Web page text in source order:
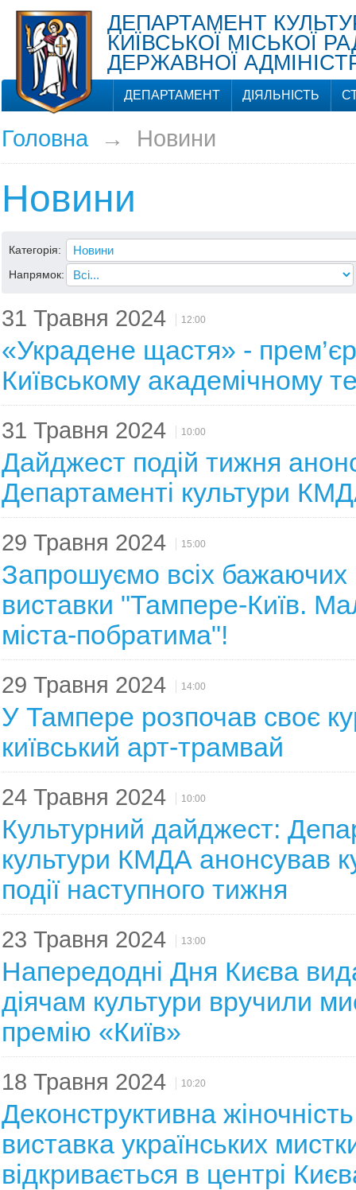
ДЕПАРТАМЕНТ
КИЇВСЬКОЇ МІСЬКОЇ
ДЕРЖАВНОЇ
ДЕПАРТАМЕНТ ДІЯЛЬНІСТЬ
Головна→ Новини
Новини
Категорія:
Напрямок:
31 Травня 2024 12:00
«Украдене щастя» -
Київському академічному
31 Травня 2024 10:00
Дайджест подій тижня
Департаменті культури
29 Травня 2024 15:00
Запрошуємо всіх бажаючих
виставки "Тампере-Київ.
міста-побратима"!
29 Травня 2024 14:00
У Тампере розпочав своє
київський арт-трамвай
24 Травня 2024 10:00
Культурний дайджест:
культури КМДА анонсував
події наступного тижня
23 Травня 2024 13:00
Напередодні Дня Києва
діячам культури вручили
премію «Київ»
18 Травня 2024 10:20
Деконструктивна
виставка українських
відкривається в центрі